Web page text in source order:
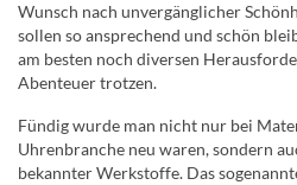
Wunsch nach unvergänglicher
sollen so ansprechend und schön
am besten noch diversen
Abenteuer trotzen.
Fündig wurde man nicht nur bei
Uhrenbranche neu waren, sondern
bekannter Werkstoffe. Das